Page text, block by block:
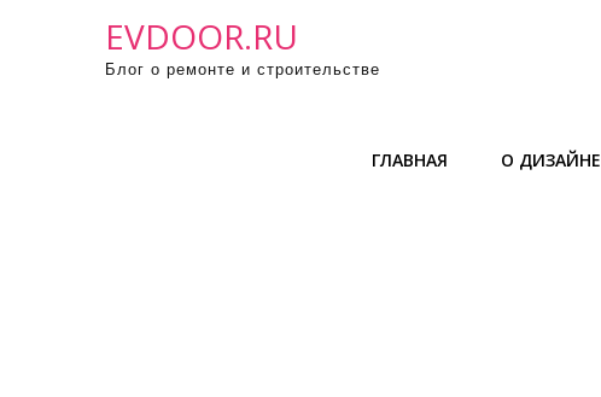
EVDOOR.RU
Блог о ремонте и строительстве
ГЛАВНАЯ О ДИЗАЙНЕ